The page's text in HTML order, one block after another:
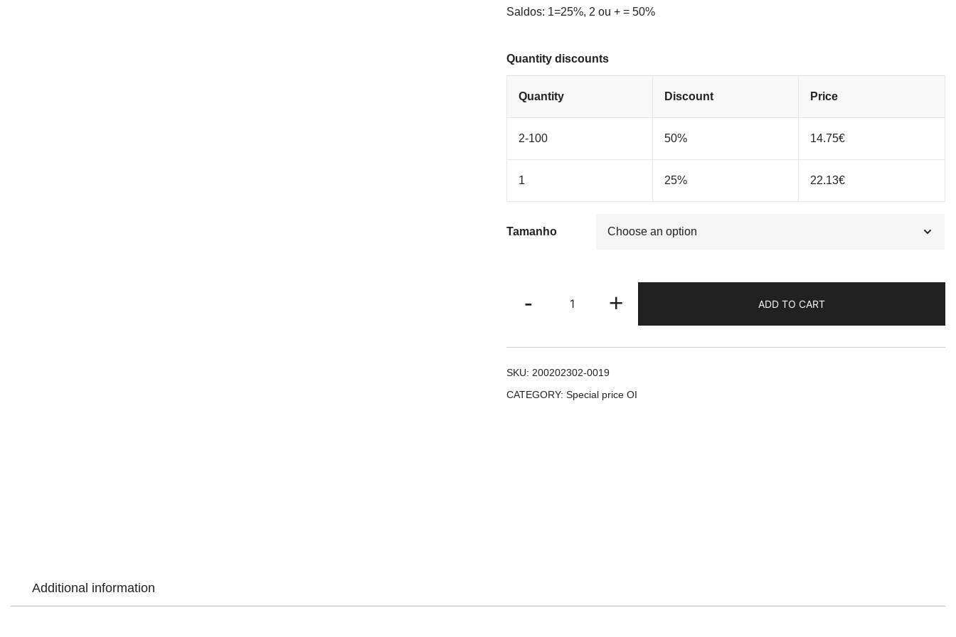
Saldos: 1=25%, 2 ou + = 50%
Quantity discounts
Quantity Discount Price
2-100 50% 14.75€
1 25% 22.13€
Tamanho
-
Noz
quantity
+ ADD TO CART
SKU: 200202302-0019
CATEGORY: Special price OI
Additional information